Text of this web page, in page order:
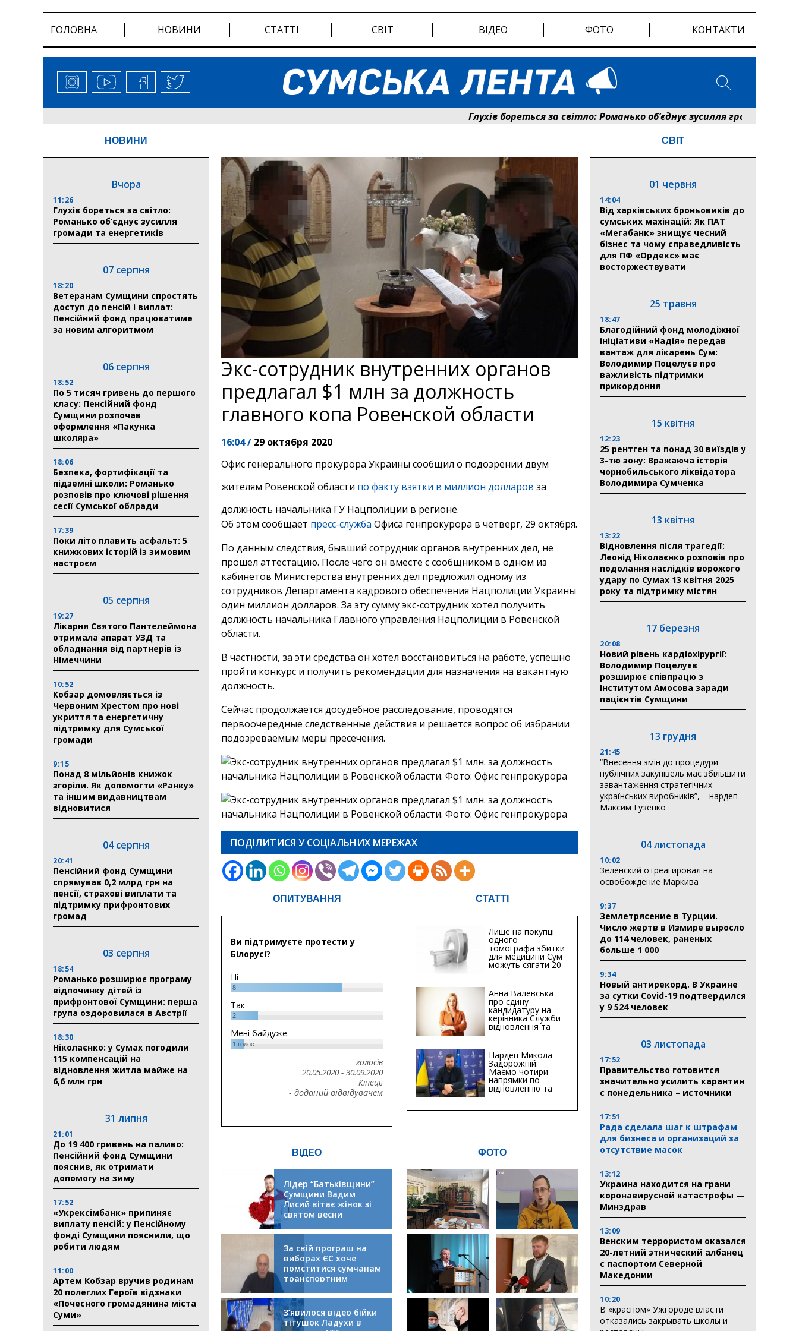
ГОЛОВНА НОВИНИ СТАТТІ СВІТ ВІДЕО ФОТО КОНТАКТИ
Глухів бореться за світло: Романько об’єднує зусилля громади та
НОВИНИ
Вчора
11:26
Глухів бореться за світло:
Романько об’єднує зусилля
громади та енергетиків
07 серпня
18:20
Ветеранам Сумщини спростять
доступ до пенсій і виплат:
Пенсійний фонд працюватиме
за новим алгоритмом
06 серпня
18:52
По 5 тисяч гривень до першого
класу: Пенсійний фонд
Сумщини розпочав
оформлення «Пакунка
школяра»
18:06
Безпека, фортифікації та
підземні школи: Романько
розповів про ключові рішення
сесії Сумської облради
17:39
Поки літо плавить асфальт: 5
книжкових історій із зимовим
настроєм
05 серпня
19:27
Лікарня Святого Пантелеймона
отримала апарат УЗД та
обладнання від партнерів із
Німеччини
10:52
Кобзар домовляється із
Червоним Хрестом про нові
укриття та енергетичну
підтримку для Сумської
громади
9:15
Понад 8 мільйонів книжок
згоріли. Як допомогти «Ранку»
та іншим видавництвам
відновитися
04 серпня
20:41
Пенсійний фонд Сумщини
спрямував 0,2 млрд грн на
пенсії, страхові виплати та
підтримку прифронтових
громад
03 серпня
18:54
Романько розширює програму
відпочинку дітей із
прифронтової Сумщини: перша
група оздоровилася в Австрії
18:30
Ніколаєнко: у Сумах погодили
115 компенсацій на
відновлення житла майже на
6,6 млн грн
31 липня
21:01
До 19 400 гривень на паливо:
Пенсійний фонд Сумщини
пояснив, як отримати
допомогу на зиму
17:52
«Укрексімбанк» припиняє
виплату пенсій: у Пенсійному
фонді Сумщини пояснили, що
робити людям
11:00
Артем Кобзар вручив родинам
20 полеглих Героїв відзнаки
«Почесного громадянина міста
Суми»
Экс-сотрудник внутренних органов
предлагал $1 млн за должность
главного копа Ровенской области
16:04 / 29 октября 2020
Офис генерального прокурора Украины сообщил о подозрении двум
жителям Ровенской области по факту взятки в миллион долларов за
должность начальника ГУ Нацполиции в регионе.
Об этом сообщает пресс-служба Офиса генпрокурора в четверг, 29 октября.
По данным следствия, бывший сотрудник органов внутренних дел, не
прошел аттестацию. После чего он вместе с сообщником в одном из
кабинетов Министерства внутренних дел предложил одному из
сотрудников Департамента кадрового обеспечения Нацполиции Украины
один миллион долларов. За эту сумму экс-сотрудник хотел получить
должность начальника Главного управления Нацполиции в Ровенской
области.
В частности, за эти средства он хотел восстановиться на работе, успешно
пройти конкурс и получить рекомендации для назначения на вакантную
должность.
Сейчас продолжается досудебное расследование, проводятся
первоочередные следственные действия и решается вопрос об избрании
подозреваемым меры пресечения.
ПОДІЛИТИСЯ У СОЦІАЛЬНИХ МЕРЕЖАХ
ОПИТУВАННЯ
Ви підтримуєте протести у
Білорусі?
Ні
8
Так
2
Мені байдуже
1голос
голосів
20.05.2020- 30.09.2020
Кінець
- доданий відвідувачем
СТАТТІ
Лише на покупці
одного
томографа збитки
для медицини Сум
можуть сягати 20
мільйонів гривень
Анна Валевська
про єдину
кандидатуру на
керівника Служби
відновлення та
інфраструктури у
Хіба...
Нардеп Микола
Задорожній:
Маємо чотири
напрямки по
відновленню та
будівництву
інфраструктури
ВІДЕО
Лідер “Батьківщини”
Сумщини Вадим
Лисий вітає жінок зі
святом весни
За свій програш на
виборах ЄС хоче
помститися сумчанам
транспортним
колапсом
З’явилося відео бійки
тітушок Ладухи в
ФОТО
СВІТ
01 червня
14:04
Від харківських броньовиків до
сумських махінацій: Як ПАТ
«Мегабанк» знищує чесний
бізнес та чому справедливість
для ПФ «Ордекс» має
восторжествувати
25 травня
18:47
Благодійний фонд молодіжної
ініціативи «Надія» передав
вантаж для лікарень Сум:
Володимир Поцелуєв про
важливість підтримки
прикордоння
15 квітня
12:23
25 рентген та понад 30 виїздів у
3-тю зону: Вражаюча історія
чорнобильського ліквідатора
Володимира Сумченка
13 квітня
13:22
Відновлення після трагедії:
Леонід Ніколаєнко розповів про
подолання наслідків ворожого
удару по Сумах 13 квітня 2025
року та підтримку містян
17 березня
20:08
Новий рівень кардіохірургії:
Володимир Поцелуєв
розширює співпрацю з
Інститутом Амосова заради
пацієнтів Сумщини
13 грудня
21:45
“Внесення змін до процедури
публічних закупівель має збільшити
завантаження стратегічних
українських виробників”, – нардеп
Максим Гузенко
04 листопада
10:02
Зеленский отреагировал на
освобождение Маркива
9:37
Землетрясение в Турции.
Число жертв в Измире выросло
до 114 человек, раненых
больше 1 000
9:34
Новый антирекорд. В Украине
за сутки Covid-19 подтвердился
у 9 524 человек
03 листопада
17:52
Правительство готовится
значительно усилить карантин
с понедельника – источники
17:51
Рада сделала шаг к штрафам
для бизнеса и организаций за
отсутствие масок
13:12
Украина находится на грани
коронавирусной катастрофы —
Минздрав
13:09
Венским террористом оказался
20-летний этнический албанец
с паспортом Северной
Македонии
10:20
В «красном» Ужгороде власти
отказались закрывать школы и